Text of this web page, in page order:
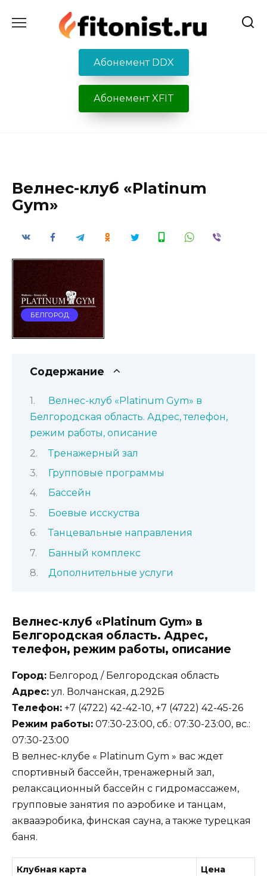
содержанию
Абонемент DDX
Абонемент XFIT
Велнес-клуб «Platinum
Gym»
БЕЛГОРОД
Содержание
Велнес-клуб «Platinum Gym» в
Белгородская область. Адрес, телефон,
режим работы, описание
Тренажерный зал
Групповые программы
Бассейн
Боевые исскуства
Танцевальные направления
Банный комплекс
Дополнительные услуги
Велнес-клуб «Platinum Gym» в
Белгородская область. Адрес,
телефон, режим работы, описание
Город: Белгород / Белгородская область
Адрес: ул. Волчанская, д.292Б
Телефон: +7 (4722) 42-42-10, +7 (4722) 42-45-26
Режим работы: 07:30-23:00, сб.: 07:30-23:00, вс.:
07:30-23:00
В велнес-клубе « Platinum Gym » вас ждет
спортивный бассейн, тренажерный зал,
релаксационный бассейн с гидромассажем,
групповые занятия по аэробике и танцам,
аквааэробика, финская сауна, а также турецкая
баня.
Клубная карта Цена